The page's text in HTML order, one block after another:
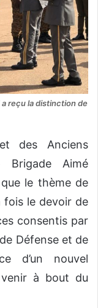
reçu la distinction de
des Anciens
Brigade Aimé
le thème de
fois le devoir de
consentis par
Défense et de
d’un nouvel
à bout du